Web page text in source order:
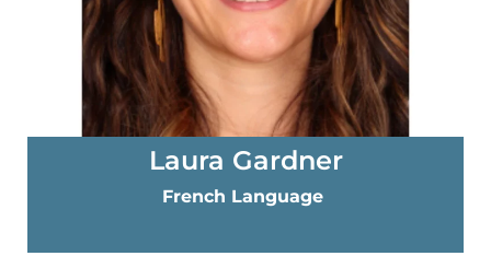
Laura Gardner
French Language